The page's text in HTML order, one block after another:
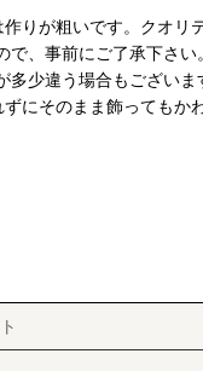
りが粗いです。クオリ
で、事前にご了承下さ
少違う場合もございま
にそのまま飾ってもか